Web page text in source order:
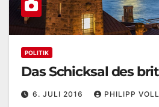
POLITIK
Das Schicksal des
6. JULI 2016 PHILIPP